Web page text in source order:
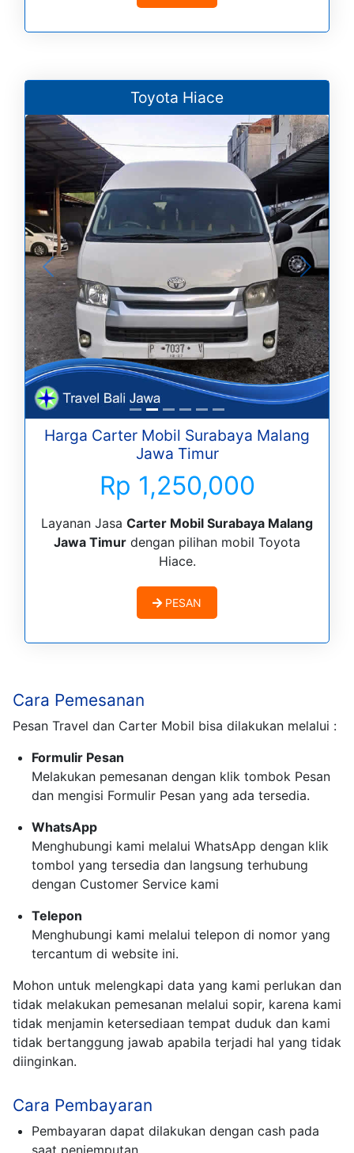
Toyota Hiace
Harga Carter Mobil Surabaya Malang
Jawa Timur
Rp 1,250,000
Layanan Jasa Carter Mobil Surabaya Malang
Jawa Timur dengan pilihan mobil Toyota
Hiace.
PESAN
Cara Pemesanan
Pesan Travel dan Carter Mobil bisa dilakukan melalui :
Formulir Pesan
Melakukan pemesanan dengan klik tombok Pesan
dan mengisi Formulir Pesan yang ada tersedia.
WhatsApp
Menghubungi kami melalui WhatsApp dengan klik
tombol yang tersedia dan langsung terhubung
dengan Customer Service kami
Telepon
Menghubungi kami melalui telepon di nomor yang
tercantum di website ini.
Mohon untuk melengkapi data yang kami perlukan dan
tidak melakukan pemesanan melalui sopir, karena kami
tidak menjamin ketersediaan tempat duduk dan kami
tidak bertanggung jawab apabila terjadi hal yang tidak
diinginkan.
Cara Pembayaran
Pembayaran dapat dilakukan dengan cash pada